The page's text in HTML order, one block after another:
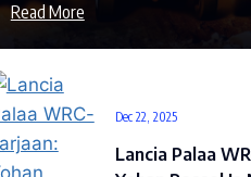
Read More
Dec 22, 2025
Lancia Palaa